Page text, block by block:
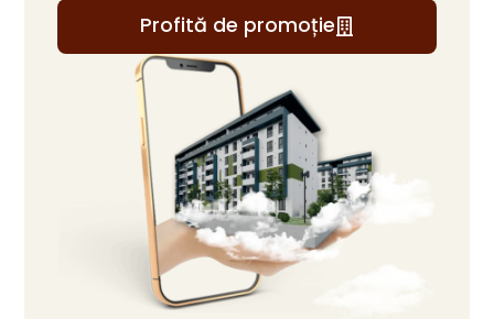
Profită de promoție